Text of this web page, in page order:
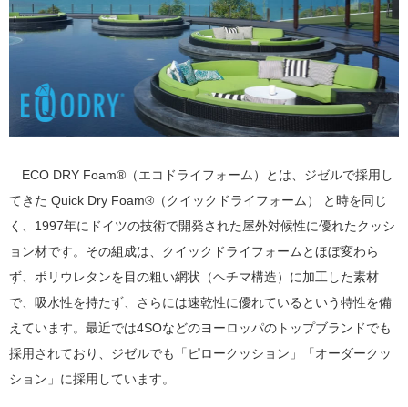
ECO DRY Foam®（エコドライフォーム）とは、ジゼルで採用し
てきた Quick Dry Foam®（クイックドライフォーム） と時を同じ
く、1997年にドイツの技術で開発された屋外対候性に優れたクッシ
ョン材です。その組成は、クイックドライフォームとほぼ変わら
ず、ポリウレタンを目の粗い網状（ヘチマ構造）に加工した素材
で、吸水性を持たず、さらには速乾性に優れているという特性を備
えています。最近では4SOなどのヨーロッパのトップブランドでも
採用されており、ジゼルでも「ピロークッション」「オーダークッ
ション」に採用しています。